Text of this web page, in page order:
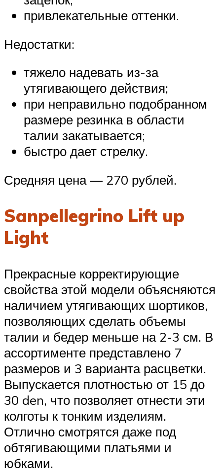
привлекательные оттенки.
Недостатки:
тяжело надевать из-за
утягивающего действия;
при неправильно подобранном
размере резинка в области
талии закатывается;
быстро дает стрелку.
Средняя цена — 270 рублей.
Sanpellegrino Lift up
Light
Прекрасные корректирующие
свойства этой модели объясняются
наличием утягивающих шортиков,
позволяющих сделать объемы
талии и бедер меньше на 2-3 см. В
ассортименте представлено 7
размеров и 3 варианта расцветки.
Выпускается плотностью от 15 до
30 den, что позволяет отнести эти
колготы к тонким изделиям.
Отлично смотрятся даже под
обтягивающими платьями и
юбками.